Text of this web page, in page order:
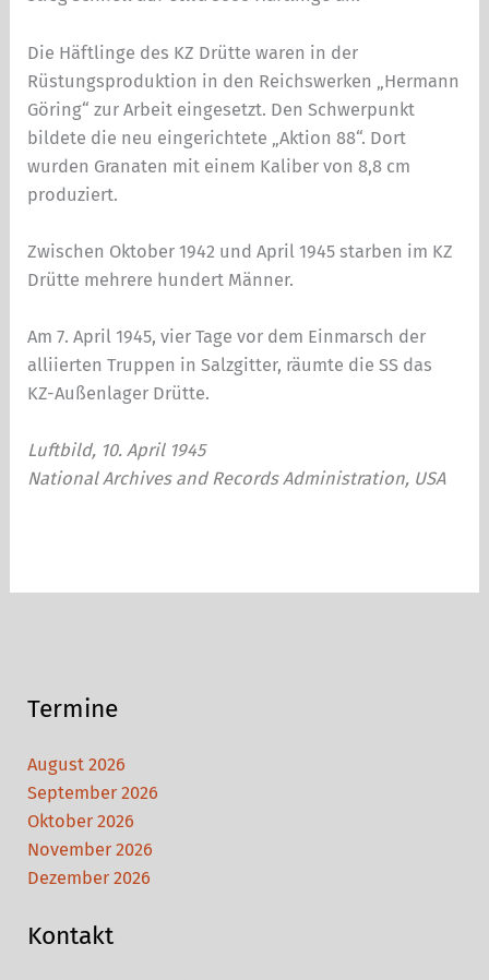
Die Häftlinge des KZ Drütte waren in der
Rüstungsproduktion in den Reichswerken „Hermann
Göring“ zur Arbeit eingesetzt. Den Schwerpunkt
bildete die neu eingerichtete „Aktion 88“. Dort
wurden Granaten mit einem Kaliber von 8,8 cm
produziert.
Zwischen Oktober 1942 und April 1945 starben im KZ
Drütte mehrere hundert Männer.
Am 7. April 1945, vier Tage vor dem Einmarsch der
alliierten Truppen in Salzgitter, räumte die SS das
KZ-Außenlager Drütte.
Luftbild, 10. April 1945
National Archives and Records Administration, USA
Termine
August 2026
September 2026
Oktober 2026
November 2026
Dezember 2026
Kontakt